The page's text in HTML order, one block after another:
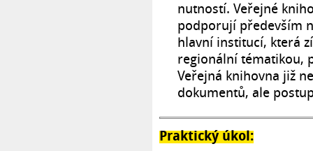
nutností. Veřejné
podporují především
hlavní institucí, která
regionální tématikou,
Veřejná knihovna již
dokumentů, ale
Praktický úkol: